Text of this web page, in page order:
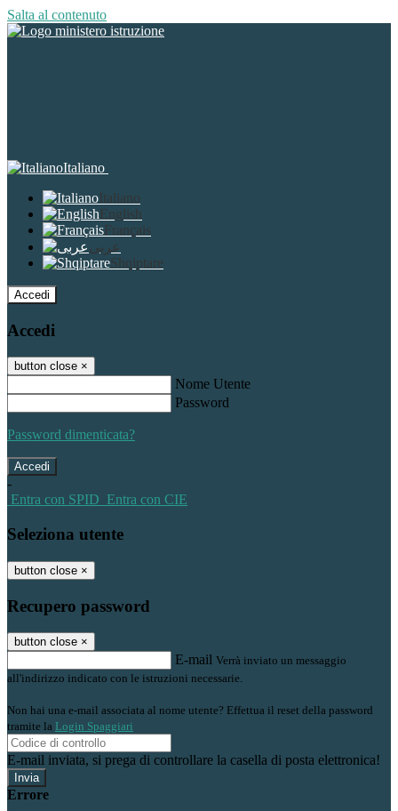
Salta al contenuto
Italiano
Italiano
English
Français
عربى
Shqiptare
Accedi
Accedi
button close ×
Nome Utente
Password
Password dimenticata?
-
Entra con SPID Entra con CIE
Seleziona utente
button close ×
Recupero password
button close ×
E-mail Verrà inviato un messaggio
all'indirizzo indicato con le istruzioni necessarie.
Non hai una e-mail associata al nome utente? Effettua il reset della password
tramite la Login Spaggiari
E-mail inviata, si prega di controllare la casella di posta elettronica!
Errore